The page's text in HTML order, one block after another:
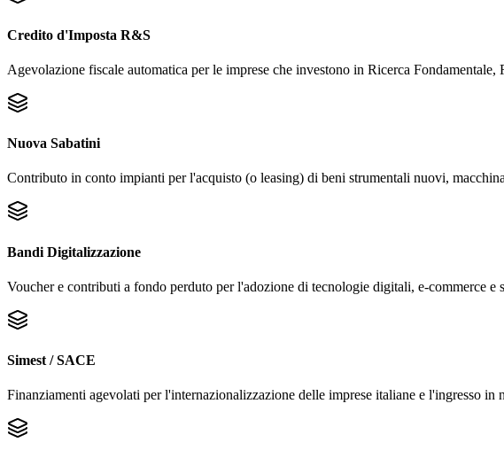
Credito d'Imposta R&S
Agevolazione fiscale automatica per le imprese che investono in Ricerca
Nuova Sabatini
Contributo in conto impianti per l'acquisto (o leasing) di beni strumentali nuovi,
Bandi Digitalizzazione
Voucher e contributi a fondo perduto per l'adozione di tecnologie digitali, e-commerce e
Simest / SACE
Finanziamenti agevolati per l'internazionalizzazione delle imprese italiane e l'ingresso in